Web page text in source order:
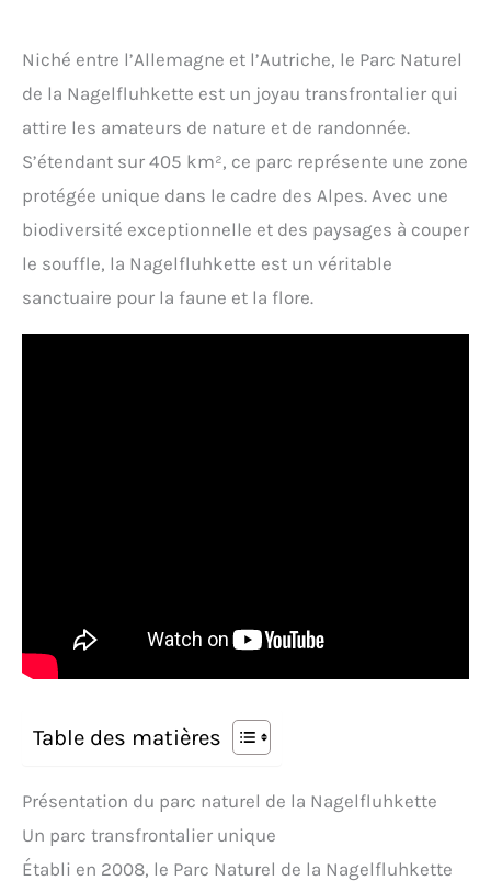
Niché entre l’Allemagne et l’Autriche, le Parc Naturel
de la Nagelfluhkette est un joyau transfrontalier qui
attire les amateurs de nature et de randonnée.
S’étendant sur 405 km², ce parc représente une zone
protégée unique dans le cadre des Alpes. Avec une
biodiversité exceptionnelle et des paysages à couper
le souffle, la Nagelfluhkette est un véritable
sanctuaire pour la faune et la flore.
Table des matières
Présentation du parc naturel de la Nagelfluhkette
Un parc transfrontalier unique
Établi en 2008, le Parc Naturel de la Nagelfluhkette